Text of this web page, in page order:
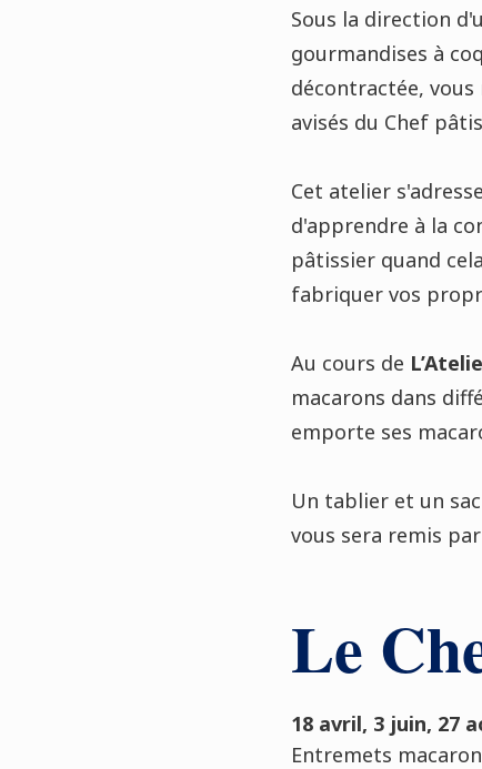
Sous la direction
gourmandises à
décontractée,
avisés du Chef
Cet atelier
d'apprendre à la
pâtissier quand
fabriquer vos
Au cours de
macarons dans
emporte ses
Un tablier et un
vous sera remis
Le
18 avril, 3 juin, 27
Entremets